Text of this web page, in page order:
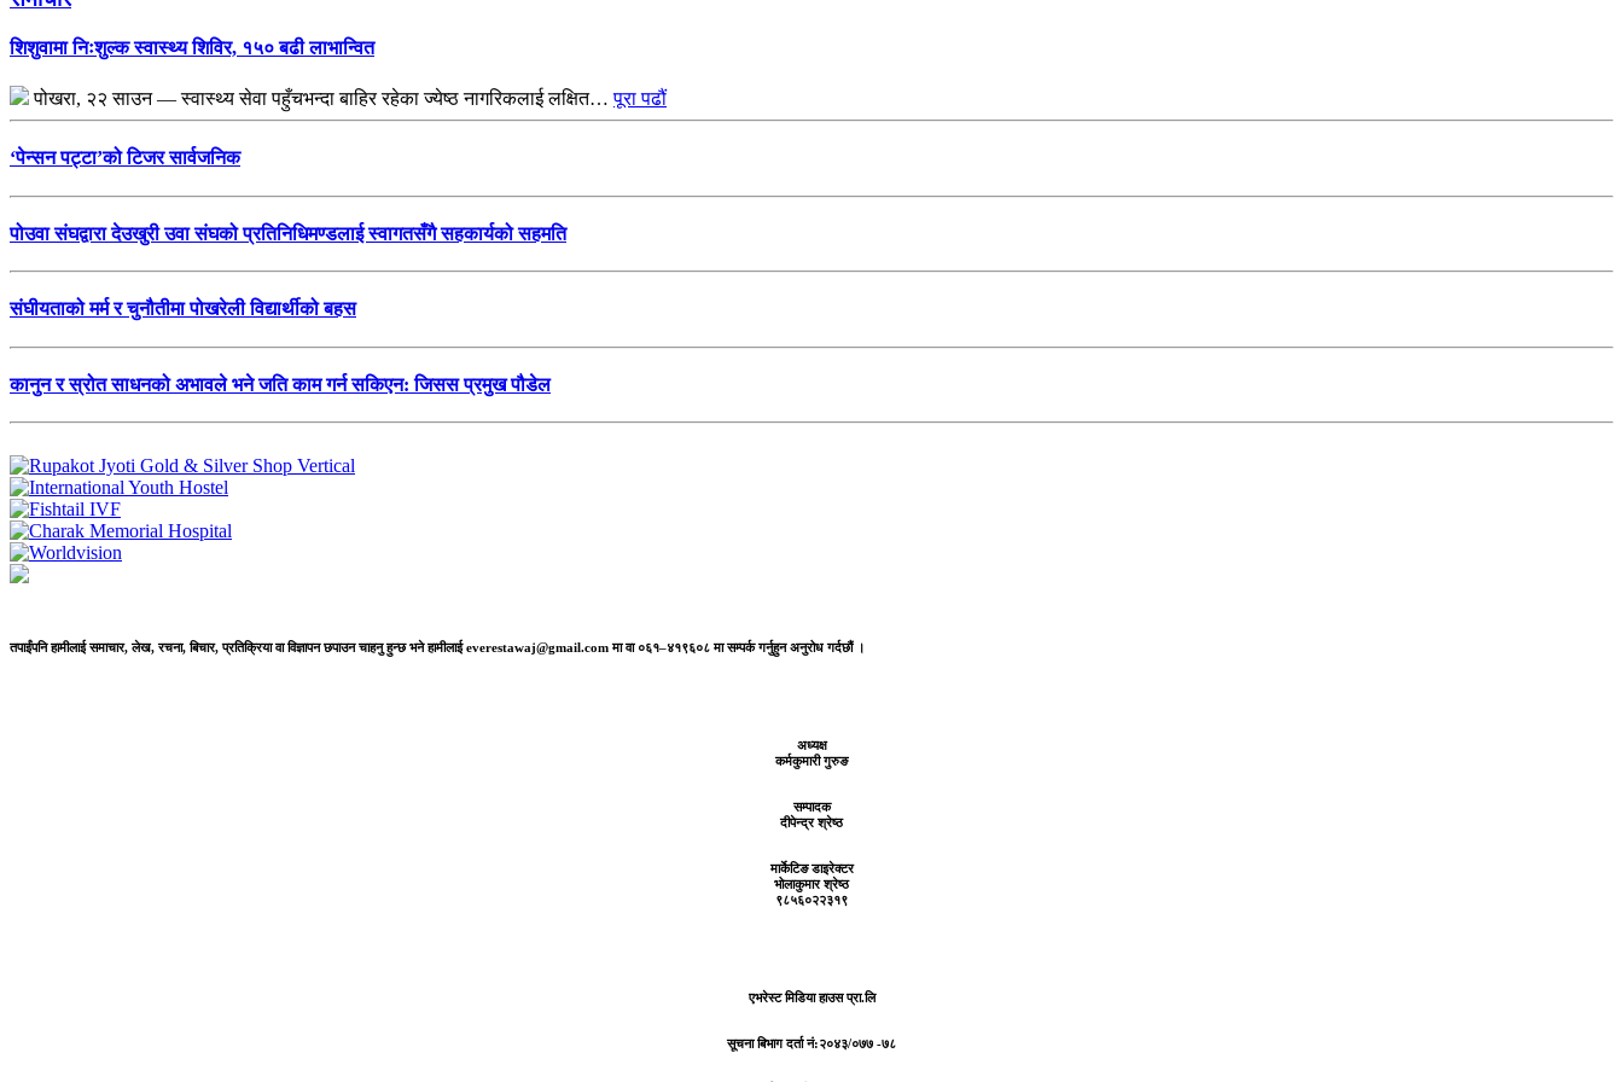
शिशुवामा निःशुल्क स्वास्थ्य शिविर, १५० बढी लाभान्वित
पोखरा, २२ साउन — स्वास्थ्य सेवा पहुँचभन्दा बाहिर रहेका ज्येष्ठ नागरिकलाई लक्षित…पूरा पढौं
‘पेन्सन पट्टा’को टिजर सार्वजनिक
पोउवा संघद्वारा देउखुरी उवा संघको प्रतिनिधिमण्डलाई स्वागतसँगै सहकार्यको सहमति
संघीयताको मर्म र चुनौतीमा पोखरेली विद्यार्थीको बहस
कानुन र स्रोत साधनको अभावले भने जति काम गर्न सकिएन: जिसस प्रमुख पौडेल
तपाईंपनि हामीलाई समाचार, लेख, रचना, बिचार, प्रतिक्रिया वा विज्ञापन छपाउन चाहनु हुन्छ भने हामीलाई everestawaj@gmail.com मा वा ०६१–४१९६०८ मा सम्पर्क गर्नुहुन अनुरोध गर्दछौं ।
अध्यक्ष
कर्मकुमारी गुरुङ
सम्पादक
दीपेन्द्र श्रेष्ठ
मार्केटिङ डाइरेक्टर
भोलाकुमार श्रेष्ठ
९८५६०२२३१९
एभरेस्ट मिडिया हाउस प्रा.लि
सूचना बिभाग दर्ता नं:२०४३/०७७ -७८